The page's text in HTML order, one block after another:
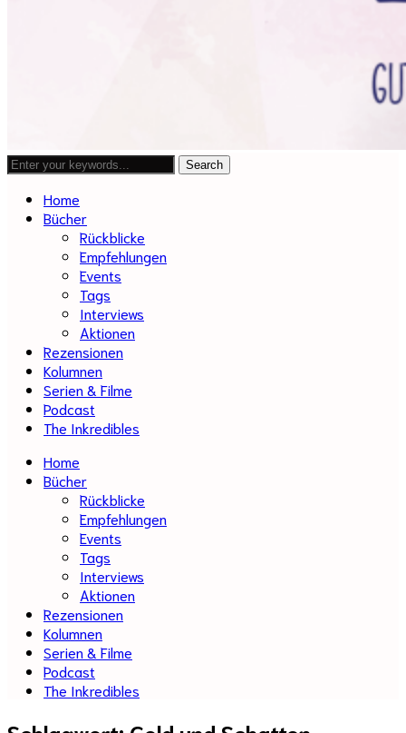
Home
Bücher
Rückblicke
Empfehlungen
Events
Tags
Interviews
Aktionen
Rezensionen
Kolumnen
Serien & Filme
Podcast
The Inkredibles
Home
Bücher
Rückblicke
Empfehlungen
Events
Tags
Interviews
Aktionen
Rezensionen
Kolumnen
Serien & Filme
Podcast
The Inkredibles